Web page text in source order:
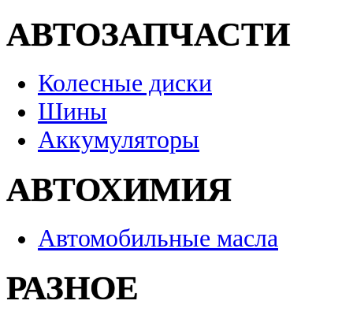
АВТОЗАПЧАСТИ
Колесные диски
Шины
Аккумуляторы
АВТОХИМИЯ
Автомобильные масла
РАЗНОЕ